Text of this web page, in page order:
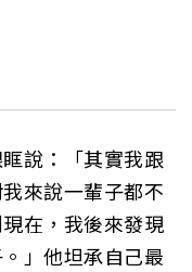
說：「其實我跟
來說一輩子都不
在，我後來發現
」他坦承自己最